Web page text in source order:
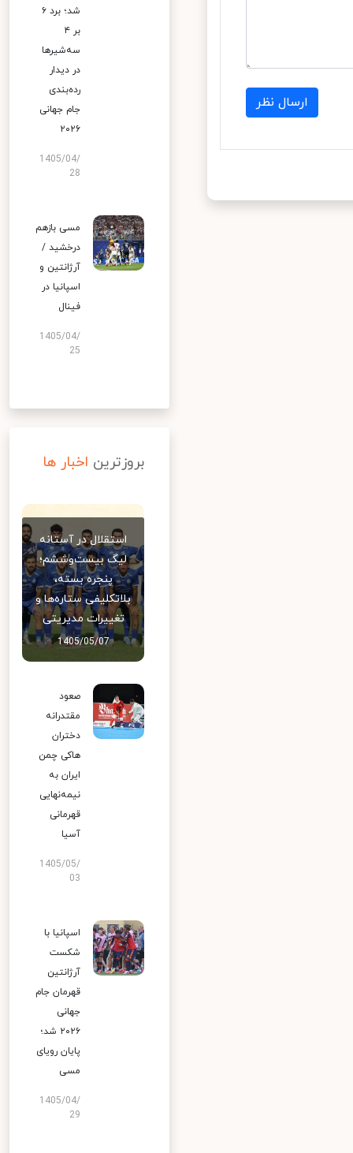
ارسال نظر
شد؛ برد ۶
بر ۴
سه‌شیرها
در دیدار
رده‌بندی
جام جهانی
۲۰۲۶
1405/04/
28
مسی بازهم
درخشید /
آرژانتین و
اسپانیا در
فینال
1405/04/
25
بروزترین اخبار ها
استقلال در آستانه
لیگ بیست‌وششم؛
پنجره بسته،
بلاتکلیفی ستاره‌ها و
تغییرات مدیریتی
1405/05/07
صعود
مقتدرانه
دختران
هاکی چمن
ایران به
نیمه‌نهایی
قهرمانی
آسیا
1405/05/
03
اسپانیا با
شکست
آرژانتین
قهرمان جام
جهانی
۲۰۲۶ شد؛
پایان رویای
مسی
1405/04/
29